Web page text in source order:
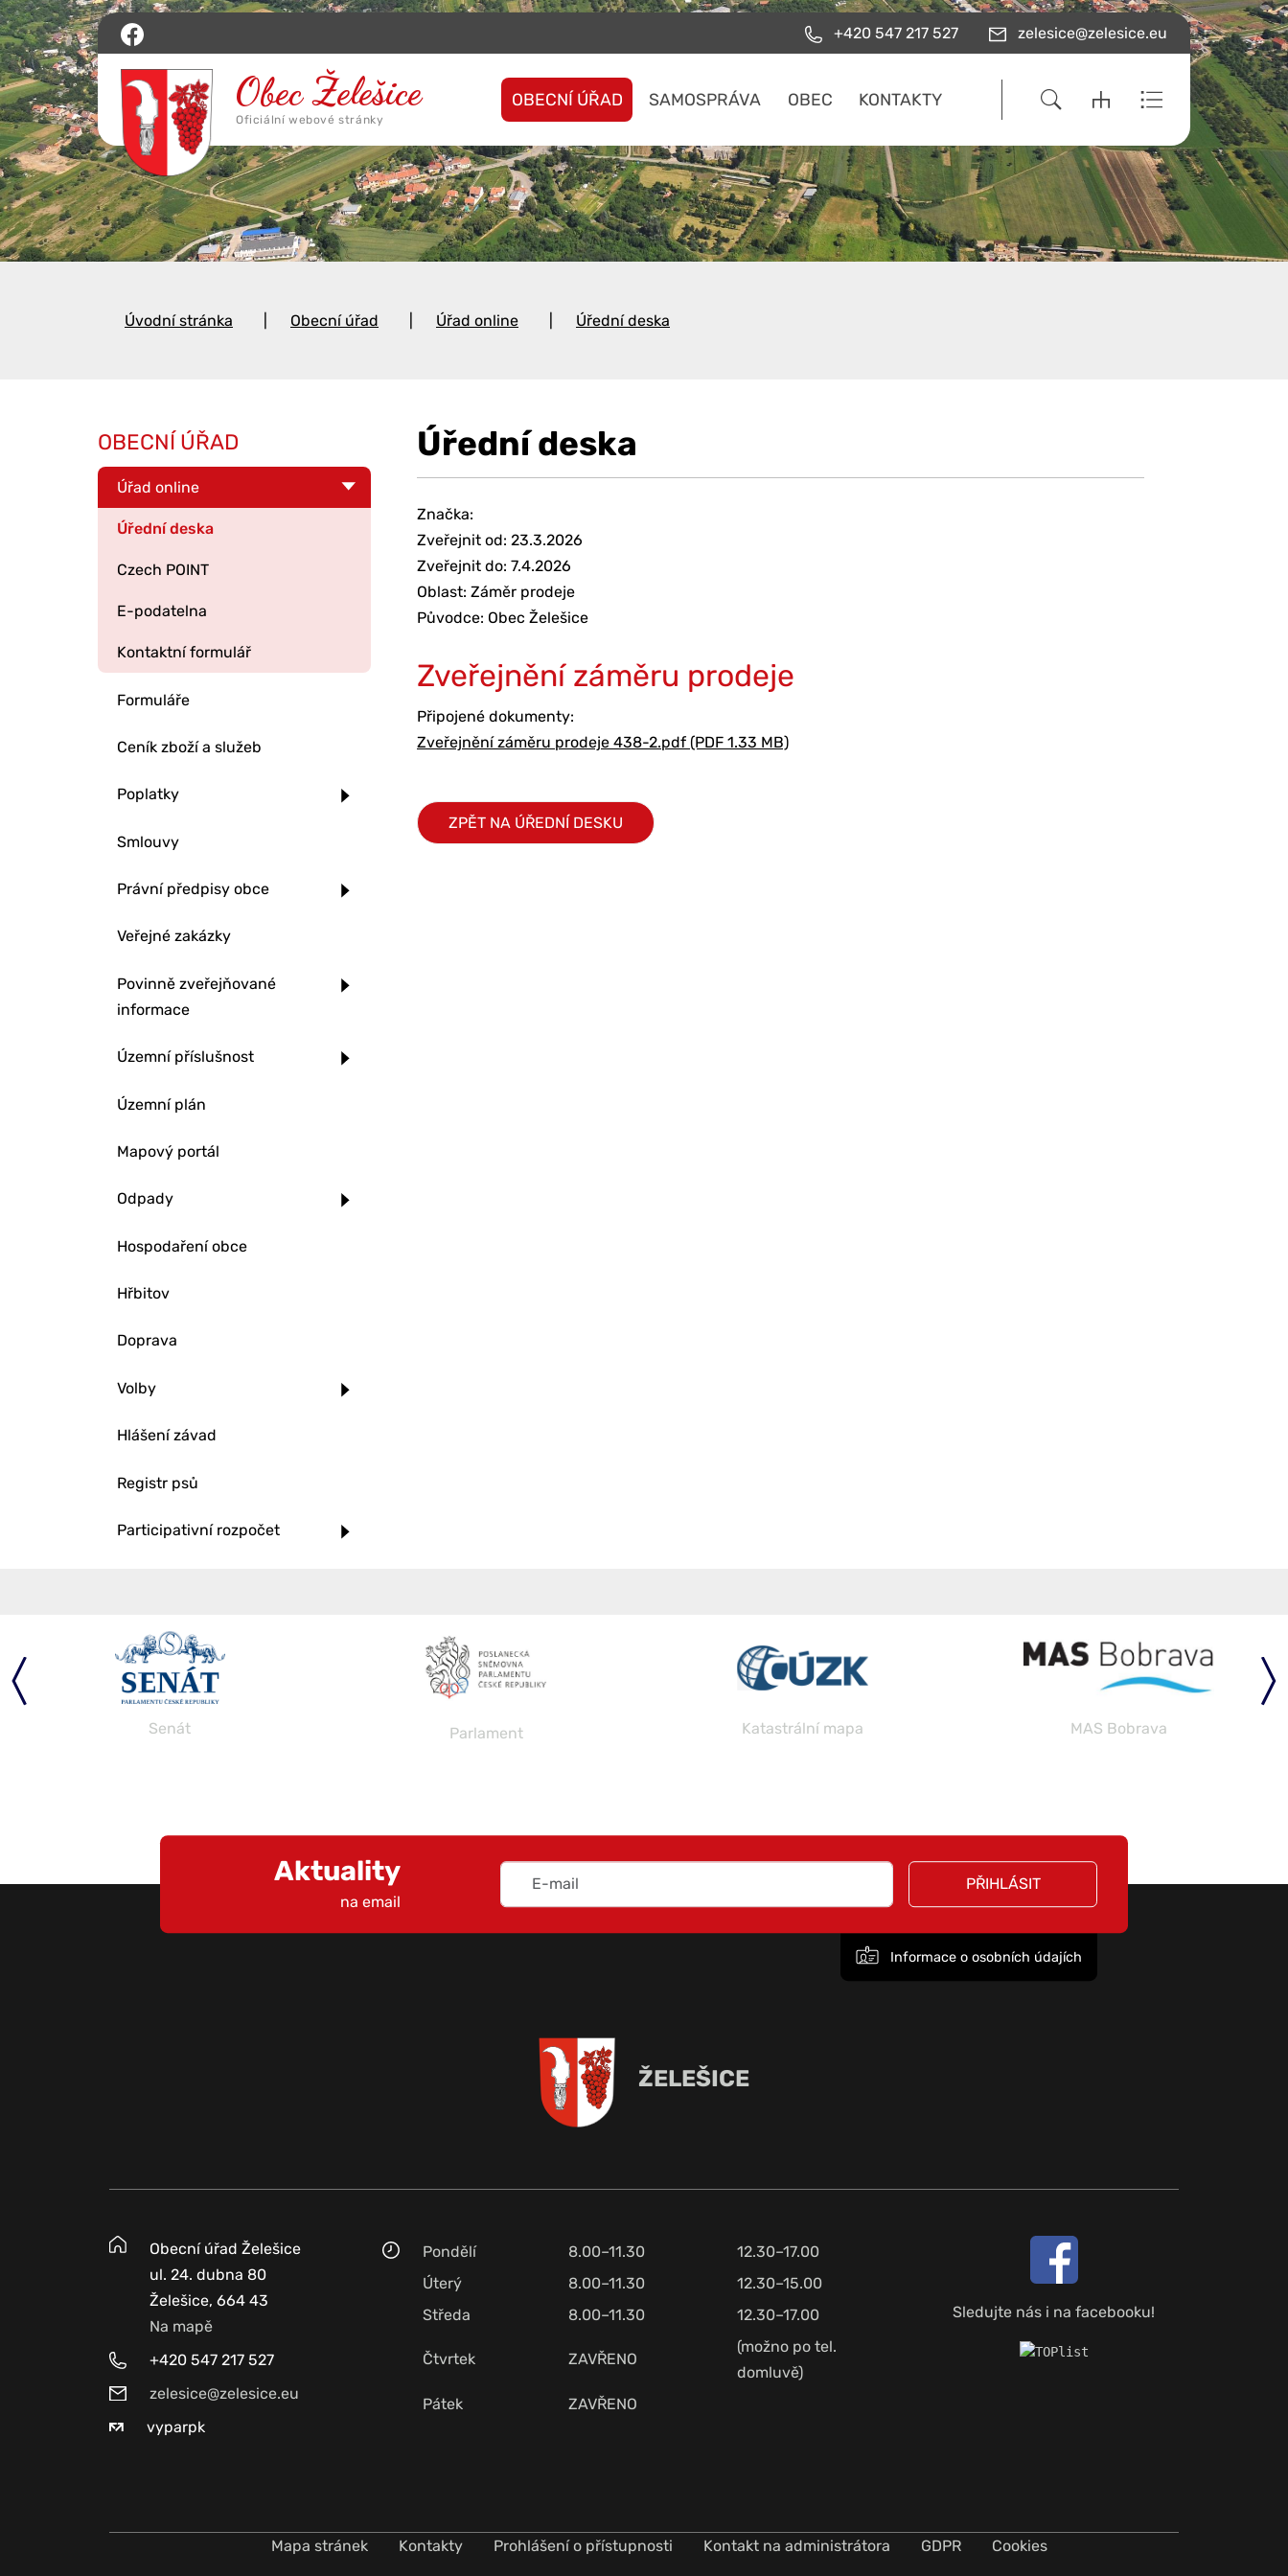
+420 547 217 527 zelesice@zelesice.eu
OBECNÍ ÚŘAD SAMOSPRÁVA OBEC KONTAKTY
Úvodní stránka Obecní úřad Úřad online Úřední deska
Úřední deska
Značka:
Zveřejnit od: 23.3.2026
Zveřejnit do: 7.4.2026
Oblast: Záměr prodeje
Původce: Obec Želešice
Zveřejnění záměru prodeje
Připojené dokumenty:
Zveřejnění záměru prodeje 438-2.pdf (PDF 1.33 MB)
ZPĚT NA ÚŘEDNÍ DESKU
OBECNÍ ÚŘAD
Úřad online
Úřední deska
Czech POINT
E-podatelna
Kontaktní formulář
Formuláře
Ceník zboží a služeb
Poplatky
Smlouvy
Právní předpisy obce
Veřejné zakázky
Povinně zveřejňované
informace
Územní příslušnost
Územní plán
Mapový portál
Odpady
Hospodaření obce
Hřbitov
Doprava
Volby
Hlášení závad
Registr psů
Participativní rozpočet
Senát Parlament Katastrální mapa MAS Bobrava
Aktuality
na email
PŘIHLÁSIT
Informace o osobních údajích
ŽELEŠICE
Obecní úřad Želešice
ul. 24. dubna 80
Želešice, 664 43
Na mapě
+420 547 217 527
zelesice@zelesice.eu
vyparpk
Pondělí 8.00–11.30
12.30–17.00
Úterý
8.00–11.30
12.30–15.00
Středa
8.00–11.30 12.30–17.00
Čtvrtek ZAVŘENO
(možno po tel.
domluvě)
Pátek
ZAVŘENO
Sledujte nás i na facebooku!
Mapa stránek Kontakty Prohlášení o přístupnosti Kontakt na administrátora GDPR Cookies